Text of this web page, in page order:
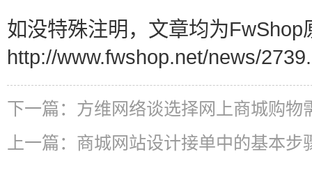
如没特殊注明，文章均为FwShop
http://www.fwshop.net/news/
下一篇： 方维网络谈选择网上商城购物
上一篇： 商城网站设计接单中的基本步